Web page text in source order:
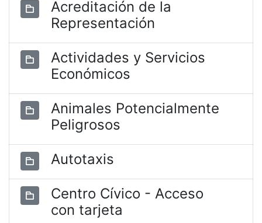
Acreditación de la
Representación
Actividades y Servicios
Económicos
Animales Potencialmente
Peligrosos
Autotaxis
Centro Cívico - Acceso
con tarjeta